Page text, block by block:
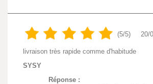
(5/5) 20/
livraison très rapide comme d'habitude
SYSY
Réponse :